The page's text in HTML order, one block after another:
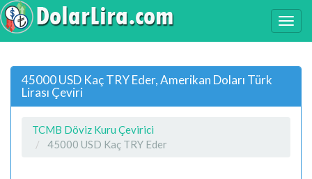
45000 USD Kaç TRY Eder, Amerikan Doları Türk
Lirası Çeviri
TCMB Döviz Kuru Çevirici
45000 USD Kaç TRY Eder